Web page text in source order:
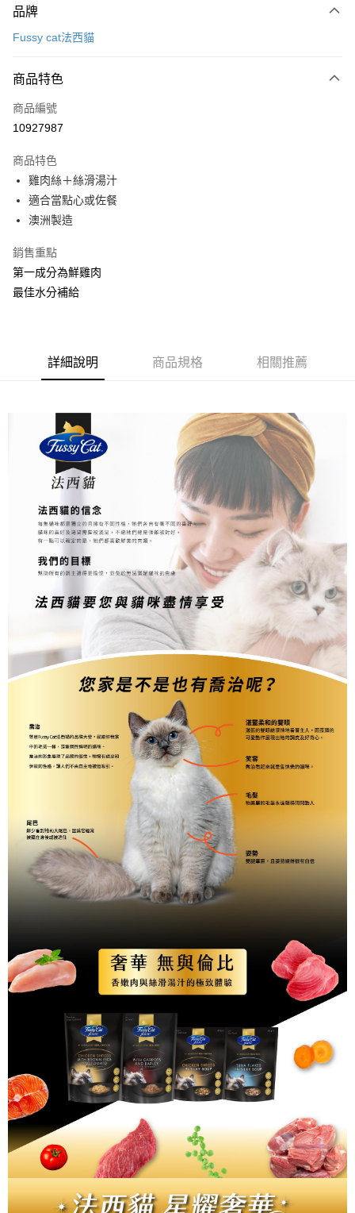
AFTEE先享後付
相關說明
AFTEE先享後付是「在收到商品之後才付款」的支付方式。 讓您購物簡單
便利好安心！
２．便利：只要手機號碼，簡訊認證，即可結帳。
３．安心：先確認商品／服務後，再付款。
【「AFTEE先享後付」結帳流程】
結帳頁面，進行簡訊認證並確認金額後，即可完成結帳。
２．訂單成立數日內，您將收到繳費通知簡訊。
３．收到繳費通知簡訊後14天內，點擊此簡訊中的連結，可透過四大超商／
ATM／網路銀行／等多元方式進行付款，方視為交易完成。
購買商品的店家。未經商家同意取消之訂單仍視為有效，需透過AFTEE先享
後付繳納相關費用。
※ 交易是否成功請以「AFTEE先享後付 」之結帳頁面顯示為準，若有關於
是否繳費成功／繳費後需取消欲退款等相關疑問，請聯繫「AFTEE先享後付
１．透過由恩沛科技股份有限公司提供之「AFTEE先享後付」服務完成之交
易，需依本服務之必要範圍內提供個人資料，並將交易相關給付款項請求債
https://aftee.tw/terms/#terms3
３．未成年的使用者請事先徵得法定代理人或監護人之同意方可使用
「AFTEE先享後付」，若未經同意申辦者引起之損失，本公司不負相關責
４．使用「AFTEE先享後付」時，將依據個別帳號之用戶狀況，依本公司即
時審查核予不同之上限額度；若仍有額度不足之情形，本公司將視審查結果
５．嚴禁一人註冊多個帳號或使用他人資訊註冊。若發現惡意使用之情形，
恩沛科技股份有限公司將有權停止該用戶之使用額度並採取法律行動。
運送方式
全家取貨付款
每筆NT$80，滿NT$2,000(含以上)免運費
付款後全家取貨
每筆NT$80，滿NT$2,000(含以上)免運費
每筆NT$80，滿NT$2,000(含以上)免運費
付款後7-11取貨
每筆NT$100，滿NT$2,000(含以上)免運費
宅配-離島
每筆NT$180
品牌
Fussy cat法西貓
商品特色
商品編號
10927987
商品特色
雞肉絲＋絲滑湯汁
適合當點心或佐餐
澳洲製造
銷售重點
第一成分為鮮雞肉
最佳水分補給
詳細說明 商品規格 相關推薦